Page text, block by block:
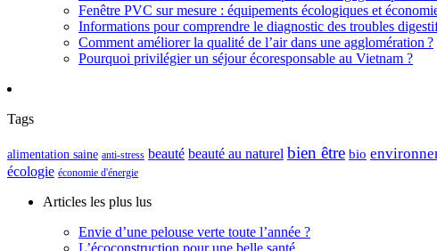
Fenêtre PVC sur mesure : équipements écologiques et
Informations pour comprendre le diagnostic des troubles
Comment améliorer la qualité de l’air dans une agglomération ?
Pourquoi privilégier un séjour écoresponsable au Vietnam ?
Tags
alimentation saine anti-stress beauté beauté au naturel bien être bio
écologie économie d'énergie
Articles les plus lus
Envie d’une pelouse verte toute l’année ?
L’écoconstruction pour une belle santé